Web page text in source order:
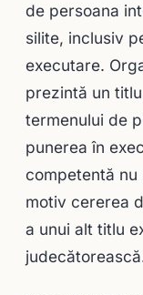
de persoana
silite, inclusiv
executare.
prezintă un
termenului de
punerea în
competentă
motiv cererea
a unui alt titlu